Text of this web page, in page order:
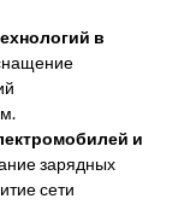
в
и
зарядных
сети